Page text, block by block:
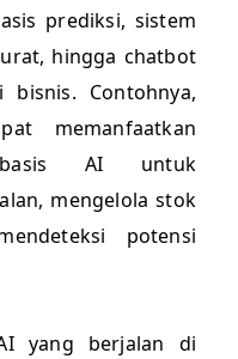
prediksi, sistem
hingga chatbot
Contohnya,
memanfaatkan
AI untuk
mengelola stok
potensi
yang berjalan di